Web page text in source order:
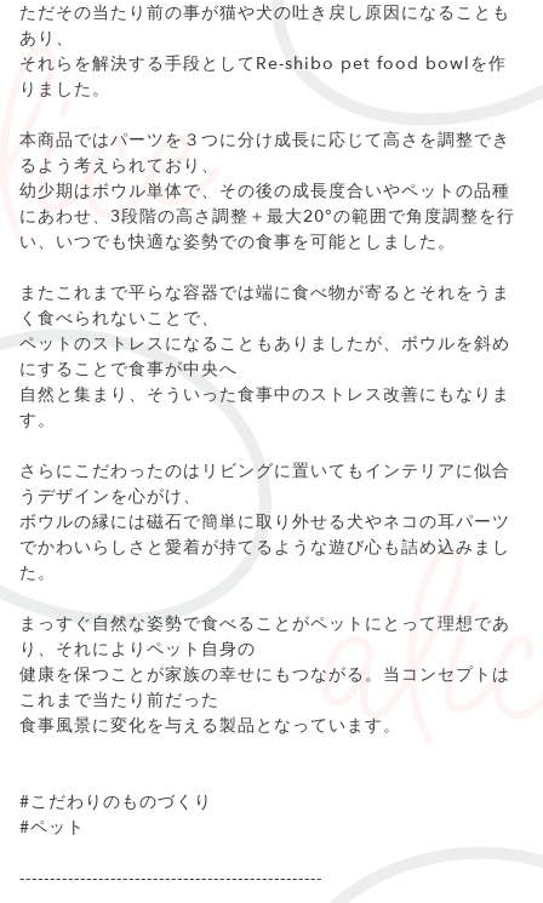
ただその当たり前の事が猫や犬の吐き戻し原因になることも
あり、
それらを解決する手段としてRe-shibo pet food bowlを作
りました。
本商品ではパーツを３つに分け成長に応じて高さを調整でき
るよう考えられており、
幼少期はボウル単体で、その後の成長度合いやペットの品種
にあわせ、3段階の高さ調整＋最大20°の範囲で角度調整を行
い、いつでも快適な姿勢での食事を可能としました。
またこれまで平らな容器では端に食べ物が寄るとそれをうま
く食べられないことで、
ペットのストレスになることもありましたが、ボウルを斜め
にすることで食事が中央へ
自然と集まり、そういった食事中のストレス改善にもなりま
す。
さらにこだわったのはリビングに置いてもインテリアに似合
うデザインを心がけ、
ボウルの縁には磁石で簡単に取り外せる犬やネコの耳パーツ
でかわいらしさと愛着が持てるような遊び心も詰め込みまし
た。
まっすぐ自然な姿勢で食べることがペットにとって理想であ
り、それによりペット自身の
健康を保つことが家族の幸せにもつながる。当コンセプトは
これまで当たり前だった
食事風景に変化を与える製品となっています。
#こだわりのものづくり
#ペット
--------------------------------------------------